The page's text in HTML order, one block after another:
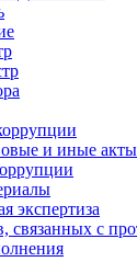
и иные
экспертиза
с